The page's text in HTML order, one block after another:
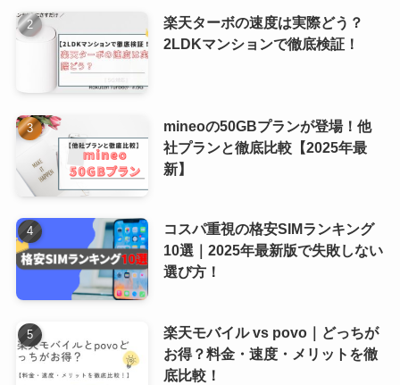
楽天ターボの速度は実際どう？
2LDKマンションで徹底検証！
mineoの50GBプランが登場！他
社プランと徹底比較【2025年最
新】
コスパ重視の格安SIMランキング
10選｜2025年最新版で失敗しない
選び方！
楽天モバイル vs povo｜どっちが
お得？料金・速度・メリットを徹
底比較！